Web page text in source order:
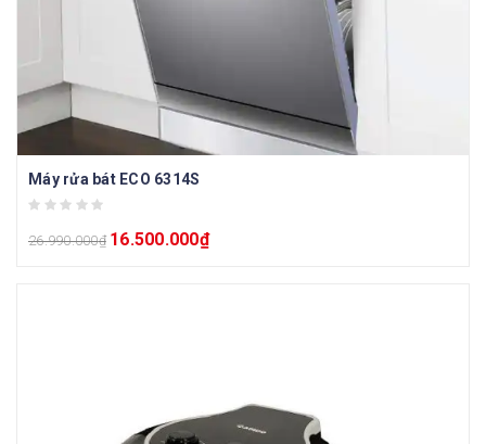
Máy rửa bát ECO 6314S
26.990.000₫ 16.500.000₫